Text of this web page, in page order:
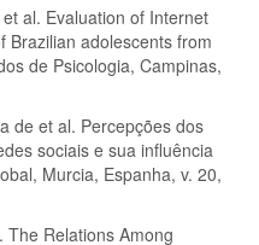
al. Evaluation of Internet
Brazilian adolescents from
de Psicologia, Campinas,
de et al. Percepções dos
sociais e sua influência
Murcia, Espanha, v. 20,
The Relations Among